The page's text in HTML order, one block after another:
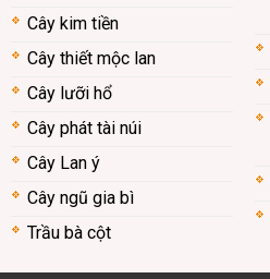
Cây kim tiền
Cây thiết mộc lan
Cây lưỡi hổ
Cây phát tài núi
Cây Lan ý
Cây ngũ gia bì
Trầu bà cột